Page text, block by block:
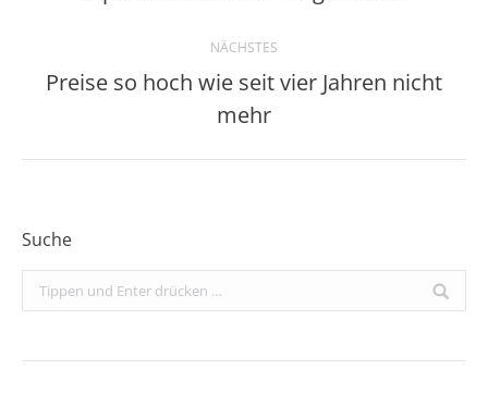
NÄCHSTES
Nächster
Beitrag:
Preise so hoch wie seit vier Jahren nicht
mehr
Suche
Search: